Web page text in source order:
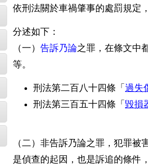
依刑法關於車禍肇事的處罰規定
分述如下：
（一） 告訴乃論之罪，在條文中
等。
刑法第二百八十四條「過失
刑法第三百五十四條「毀損
（二）非告訴乃論之罪，犯罪
是偵查的起因，也是訴追的條件